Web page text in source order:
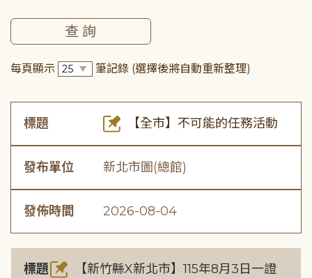
每頁顯示 筆記錄 (選擇後將自動重新整理)
標題 【全市】不可能的任務活動
發布單位 新北市圖(總館)
發佈時間 2026-08-04
標題
【新竹縣X新北市】115年8月3日一證